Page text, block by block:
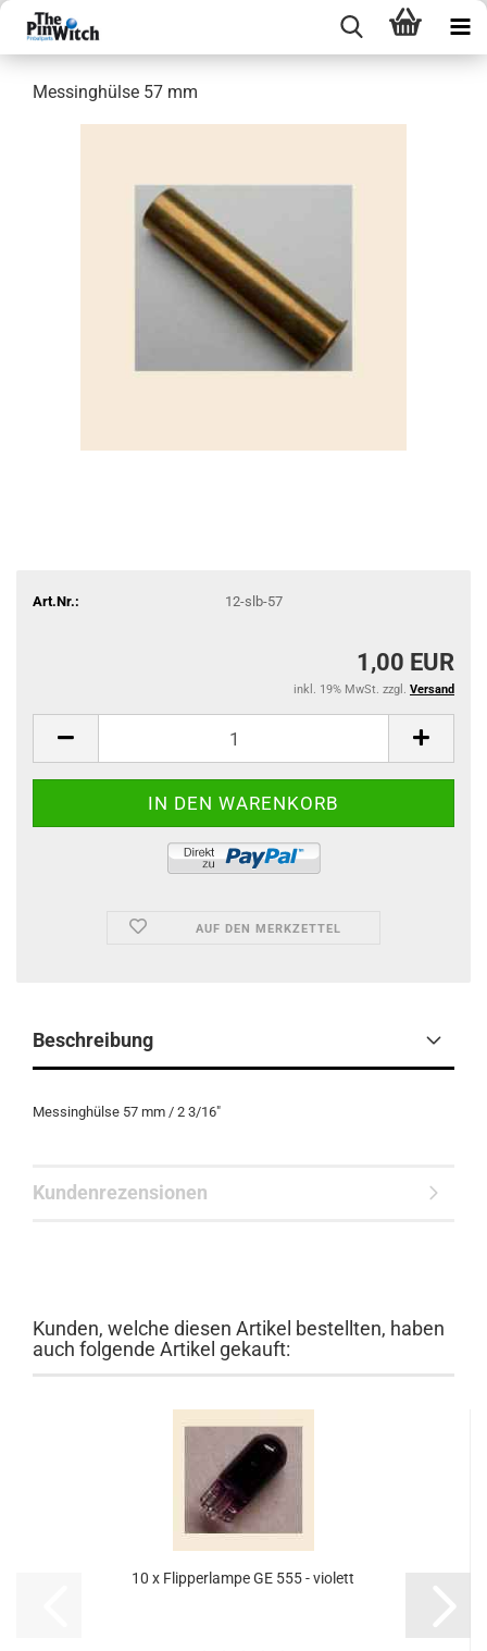
Messinghülse 57 mm
Art.Nr.: 12-slb-57
1,00 EUR
inkl. 19% MwSt. zzgl. Versand
AUF DEN MERKZETTEL
Beschreibung
Messinghülse 57 mm / 2 3/16"
Kundenrezensionen
Kunden, welche diesen Artikel bestellten, haben
auch folgende Artikel gekauft:
10 x Flipperlampe GE 555 - violett